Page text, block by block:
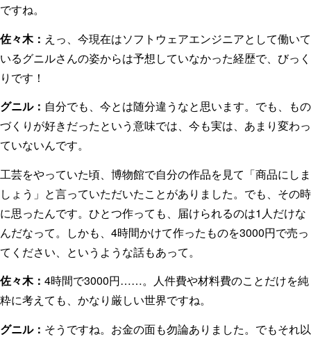
ですね。
佐々木： えっ、今現在はソフトウェアエンジニアとして働いて
いるグニルさんの姿からは予想していなかった経歴で、びっく
りです！
グニル： 自分でも、今とは随分違うなと思います。でも、もの
づくりが好きだったという意味では、今も実は、あまり変わっ
ていないんです。
工芸をやっていた頃、博物館で自分の作品を見て「商品にしま
しょう」と言っていただいたことがありました。でも、その時
に思ったんです。ひとつ作っても、届けられるのは1人だけな
んだなって。しかも、4時間かけて作ったものを3000円で売っ
てください、というような話もあって。
佐々木： 4時間で3000円……。人件費や材料費のことだけを純
粋に考えても、かなり厳しい世界ですね。
グニル： そうですね。お金の面も勿論ありました。でもそれ以